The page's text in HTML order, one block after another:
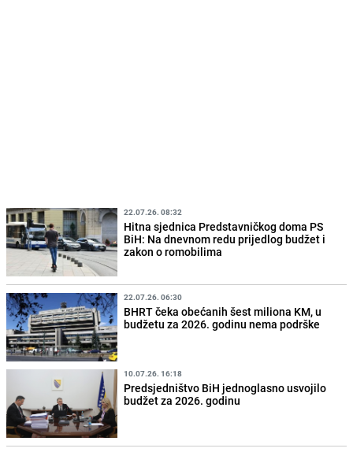
22.07.26. 08:32
Hitna sjednica Predstavničkog doma PS
BiH: Na dnevnom redu prijedlog budžet i
zakon o romobilima
22.07.26. 06:30
BHRT čeka obećanih šest miliona KM, u
budžetu za 2026. godinu nema podrške
10.07.26. 16:18
Predsjedništvo BiH jednoglasno usvojilo
budžet za 2026. godinu